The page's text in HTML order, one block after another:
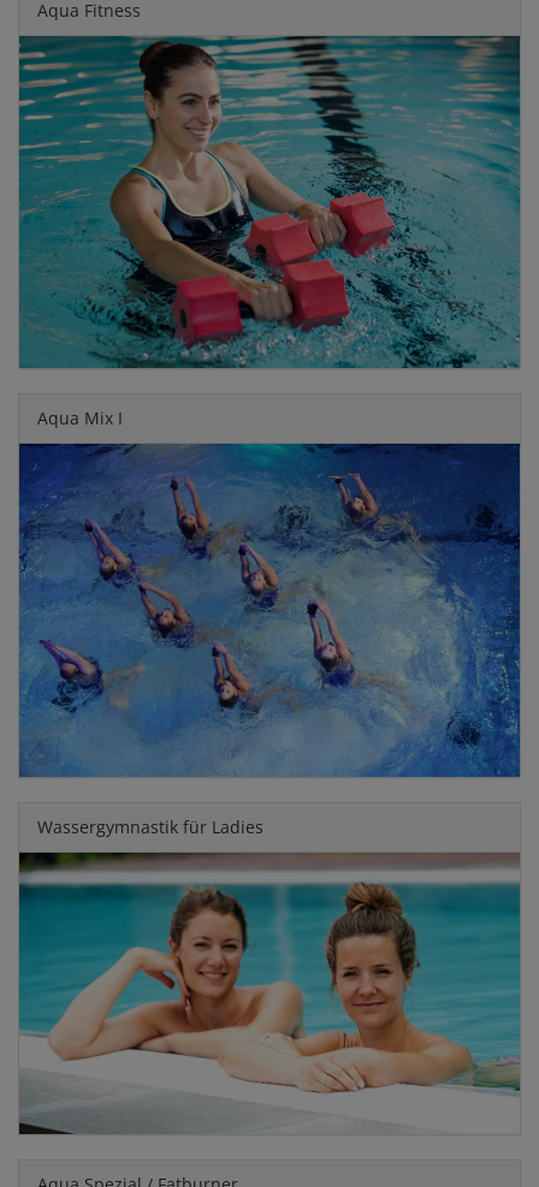
Aqua Fitness
Aqua Mix I
Wassergymnastik für Ladies